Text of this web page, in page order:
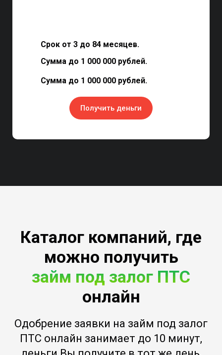
Срок от 3 до 84 месяцев.
Сумма до 1 000 000 рублей.
Сумма до 1 000 000 рублей.
Получить деньги
Каталог компаний, где
можно получить
займ под залог ПТС
онлайн
Одобрение заявки на займ под залог
ПТС онлайн занимает до 10 минут,